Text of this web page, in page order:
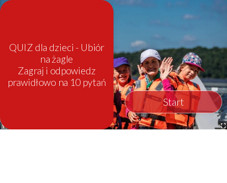
QUIZ dla dzieci - Ubiór
na żagle
Zagraj i odpowiedz
prawidłowo na 10 pytań
Start